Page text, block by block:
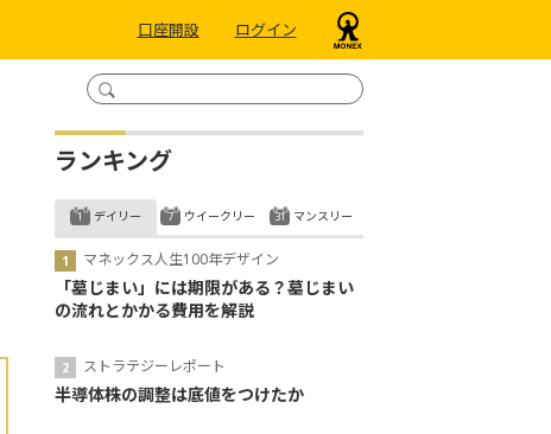
口座開設 ログイン
ランキング
デイリー
マネックス人生100年デザイン
「墓じまい」には期限がある？墓じまい
の流れとかかる費用を解説
ストラテジーレポート
半導体株の調整は底値をつけたか
ウイークリー マンスリー